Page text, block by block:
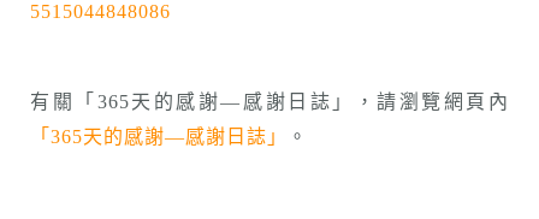
5515044848086
有關「365天的感謝—感謝日誌」，請瀏覽網頁內
「365天的感謝—感謝日誌」
。